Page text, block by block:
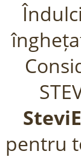
pentru